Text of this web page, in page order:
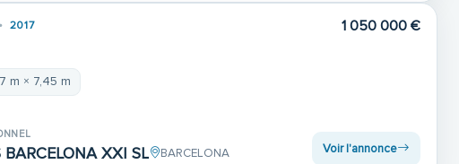
2017 1 050 000 €
m × 7,45 m
XXI SL BARCELONA Voir l'annonce